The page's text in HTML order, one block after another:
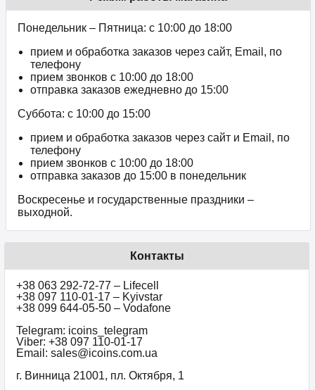
Понедельник – Пятница: с 10:00 до 18:00
прием и обработка заказов через сайт, Email, по
телефону
прием звонков c 10:00 до 18:00
отправка заказов ежедневно до 15:00
Суббота: с 10:00 до 15:00
прием и обработка заказов через сайт и Email, по
телефону
прием звонков c 10:00 до 18:00
отправка заказов до 15:00 в понедельник
Воскресенье и государственные праздники –
выходной.
Контакты
+38 063 292-72-77 – Lifecell
+38 097 110-01-17 – Kyivstar
+38 099 644-05-50 – Vodafone
Telegram: icoins_telegram
Viber: +38 097 110-01-17
Email: sales@icoins.com.ua
г. Винница 21001, пл. Октября, 1